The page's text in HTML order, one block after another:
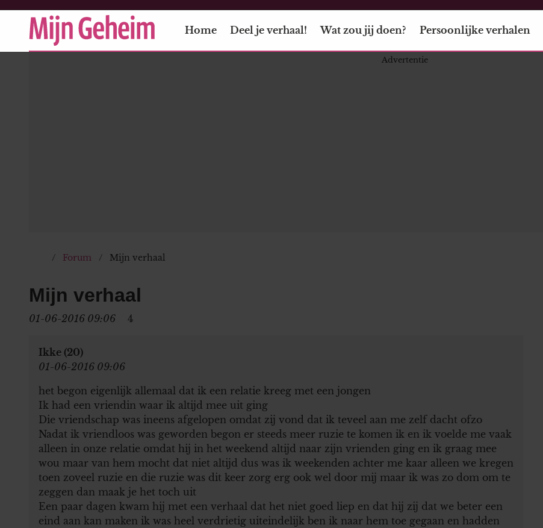
Home Deel je verhaal! Wat zou jij doen? Persoonlijke verhalen
Forum Mijn verhaal
Mijn verhaal
01-06-2016 09:06 4
Ikke (20)
01-06-2016 09:06
het begon eigenlijk allemaal dat ik een relatie kreeg met een jongen
Ik had een vriendin waar ik altijd mee uit ging
Die vriendschap was ineens afgelopen omdat zij vond dat ik teveel aan me zelf dacht ofzo
Nadat ik vriendloos was geworden begon er steeds meer ruzie te komen ik en ik voelde me vaak
alleen in onze relatie omdat hij in het weekend altijd naar zijn vrienden ging en ik graag mee
wou maar van hem mocht dat niet altijd dus was ik weekenden achter me kaar alleen we kregen
toen zoveel ruzie en die ruzie was dit keer zorg erg ook wel door mij maar ik was zo dom om te
zeggen dan maak je het toch uit
Een paar dagen kwam hij met een verhaal dat het niet goed liep en dat hij zij dat we beter een
eind aan kan maken ik was heel verdrietig uiteindelijk ben ik naar hem toe gegaan en hadden